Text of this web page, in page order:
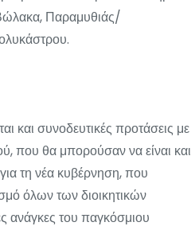
Παραμυθιάς/
και συνοδευτικές προτάσεις με
που θα μπορούσαν να είναι και
τη νέα κυβέρνηση, που
όλων των διοικητικών
ανάγκες του παγκόσμιου